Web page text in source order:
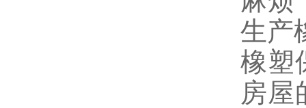
生产
橡塑
房屋